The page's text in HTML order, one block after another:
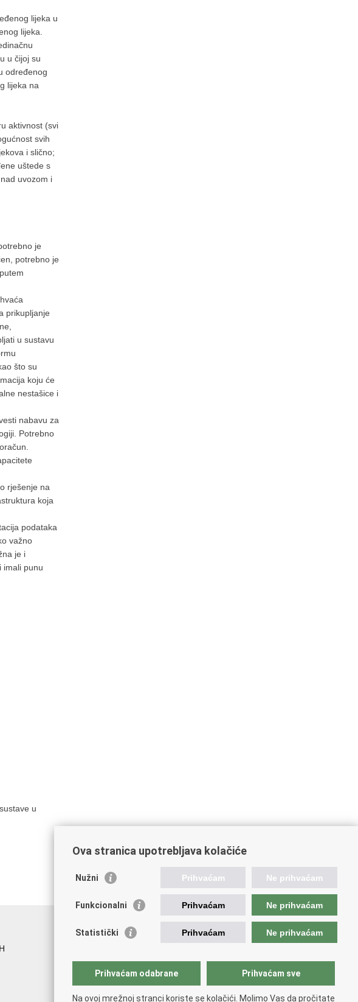
lijeka u
lijeka.
u čijoj su
određenog
lijeka na
aktivnost (svi
svih
i slično;
uštede s
uvozom i
je
potrebno je
prikupljanje
u sustavu
što su
koju će
nestašice i
nabavu za
Potrebno
rješenje na
koja
podataka
važno
je i
imali punu
u
Važne poveznice
Agencija za lijekove i medicinske proizvode
Hrvatski zavod za zdravstveno osiguranje
Hrvatski zavod za javno zdravstvo
Ova stranica upotrebljava kolačiće
Nužni Prihvaćam Ne prihvaćam
Funkcionalni Prihvaćam Ne prihvaćam
Statistički Prihvaćam Ne prihvaćam
Prihvaćam odabrane Prihvaćam sve
Na ovoj mrežnoj stranci koriste se kolačići. Molimo Vas da pročitate